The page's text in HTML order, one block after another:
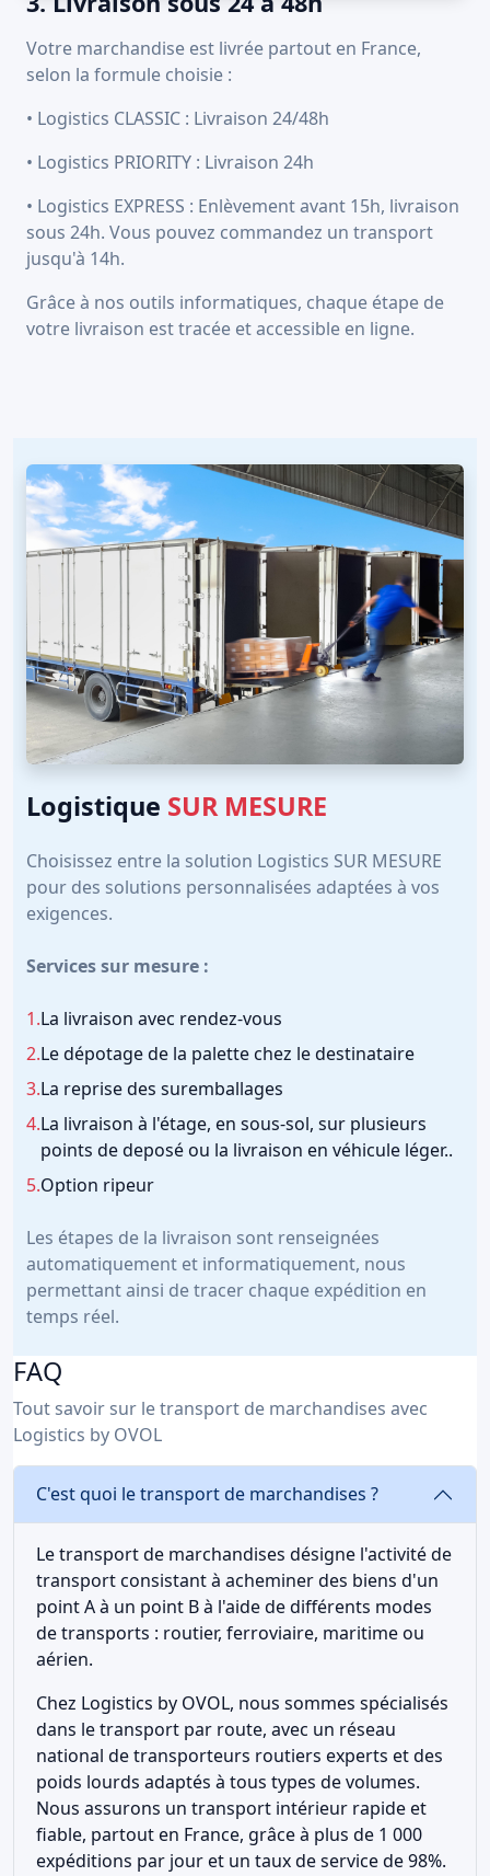
Votre marchandise est livrée partout en France,
selon la formule choisie :
• Logistics CLASSIC : Livraison 24/48h
• Logistics PRIORITY : Livraison 24h
• Logistics EXPRESS : Enlèvement avant 15h, livraison
sous 24h. Vous pouvez commandez un transport
jusqu'à 14h.
Grâce à nos outils informatiques, chaque étape de
votre livraison est tracée et accessible en ligne.
Logistique SUR MESURE
Choisissez entre la solution Logistics SUR MESURE
pour des solutions personnalisées adaptées à vos
exigences.
Services sur mesure :
1.La livraison avec rendez-vous
2.Le dépotage de la palette chez le destinataire
3.La reprise des suremballages
4.La livraison à l'étage, en sous-sol, sur plusieurs
points de deposé ou la livraison en véhicule léger..
5.Option ripeur
Les étapes de la livraison sont renseignées
automatiquement et informatiquement, nous
permettant ainsi de tracer chaque expédition en
temps réel.
FAQ
Tout savoir sur le transport de marchandises avec
Logistics by OVOL
C'est quoi le transport de marchandises ?
Le transport de marchandises désigne l'activité de
transport consistant à acheminer des biens d'un
point A à un point B à l'aide de différents modes
de transports : routier, ferroviaire, maritime ou
aérien.
Chez Logistics by OVOL, nous sommes spécialisés
dans le transport par route, avec un réseau
national de transporteurs routiers experts et des
poids lourds adaptés à tous types de volumes.
Nous assurons un transport intérieur rapide et
fiable, partout en France, grâce à plus de 1 000
expéditions par jour et un taux de service de 98%.